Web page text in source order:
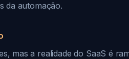
da automação.
mas a realidade do SaaS é